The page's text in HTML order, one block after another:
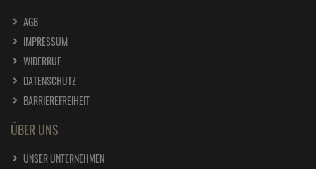
AGB
IMPRESSUM
WIDERRUF
DATENSCHUTZ
BARRIEREFREIHEIT
ÜBER UNS
UNSER UNTERNEHMEN